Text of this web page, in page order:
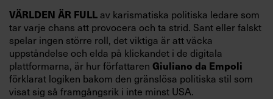
VÄRLDEN ÄR FULLav karismatiska politiska ledare som
tar varje chans att provocera och ta strid. Sant eller falskt
spelar ingen större roll, det viktiga är att väcka
uppståndelse och elda på klickandet i de digitala
plattformarna, är hur författaren Giuliano da Empoli
förklarat logiken bakom den gränslösa politiska stil som
visat sig så framgångsrik i inte minst USA.